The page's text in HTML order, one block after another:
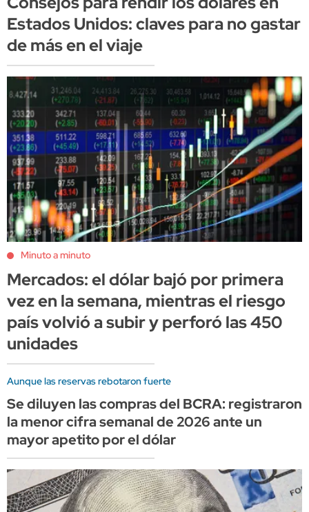
Estados Unidos: claves para no gastar
de más en el viaje
Minuto a minuto
Mercados: el dólar bajó por primera
vez en la semana, mientras el riesgo
país volvió a subir y perforó las 450
unidades
Aunque las reservas rebotaron fuerte
Se diluyen las compras del BCRA: registraron
la menor cifra semanal de 2026 ante un
mayor apetito por el dólar